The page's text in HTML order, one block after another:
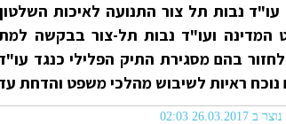
המדינה ועו"ד נבות תל-צור בבקשה
בהם מסגירת התיק הפלילי כנגד
ראיות לשיבוש מהלכי משפט והדחת
נוצר ב 26.03.2017 02:03